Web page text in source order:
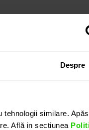
Despre
similare.
Află in sectiunea
ADAUGĂ ÎN COȘ
PROGRAMEAZĂ O